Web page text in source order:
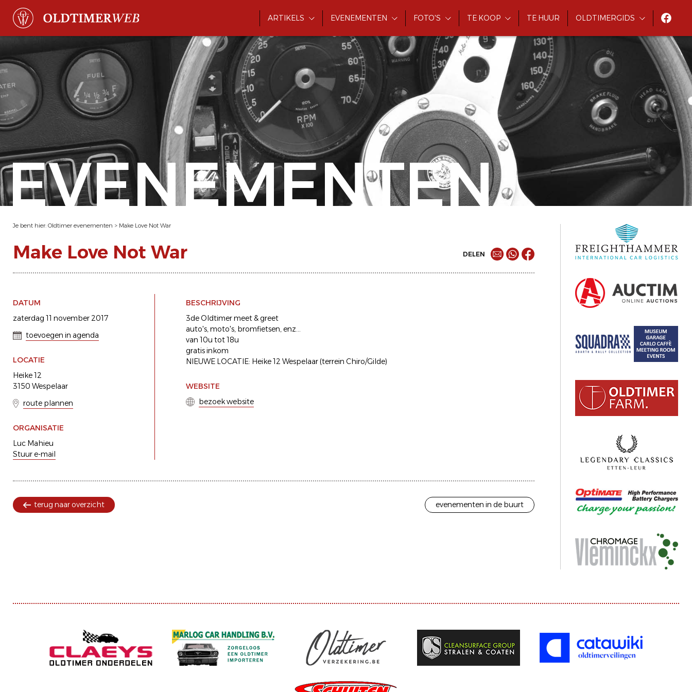
ARTIKELS EVENEMENTEN FOTO'S TE KOOP TE HUUR OLDTIMERGIDS
EVENEMENTEN
Je bent hier: Oldtimer evenementen > Make Love Not War
Make Love Not War DELEN
DATUM
zaterdag 11 november 2017
toevoegen in agenda
LOCATIE
Heike 12
3150 Wespelaar
route plannen
ORGANISATIE
Luc Mahieu
Stuur e-mail
BESCHRIJVING
3de Oldtimer meet & greet
auto's, moto's, bromfietsen, enz...
van 10u tot 18u
gratis inkom
NIEUWE LOCATIE: Heike 12 Wespelaar (terrein Chiro/Gilde)
WEBSITE
bezoek website
terug naar overzicht evenementen in de buurt